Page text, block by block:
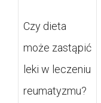
Czy dieta
może zastąpić
leki w leczeniu
reumatyzmu?